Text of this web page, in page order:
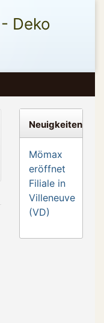
Deko
Neuigkeiten
Mömax
eröffnet
Filiale in
Villeneuve
(VD)